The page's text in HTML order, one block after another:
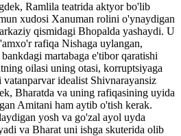
Ramlila teatrida aktyor bo'lib
xudosi Xanuman rolini o'ynaydigan
qismidagi Bhopalda yashaydi. U
rafiqa Nishaga uylangan,
martabaga e'tibor qaratishi
oilasi uning otasi, korruptsiyaga
idealist Shivnarayansiz
Bharatda va uning rafiqasining uyida
Amitani ham aytib o'tish kerak.
yosh va go'zal ayol uyda
va Bharat uni ishga skuterida olib